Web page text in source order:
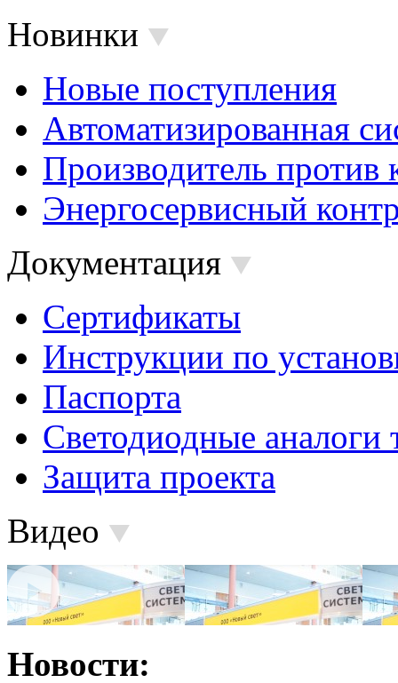
Новинки
Новые поступления
Автоматизированная
Производитель против
Энергосервисный
Документация
Сертификаты
Инструкции по
Паспорта
Светодиодные аналоги
Защита проекта
Видео
Новости: